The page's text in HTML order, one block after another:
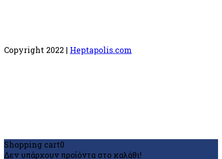
Copyright 2022 | Heptapolis.com
Shopping cart0
Δεν υπάρχουν προϊόντα στο καλάθι!